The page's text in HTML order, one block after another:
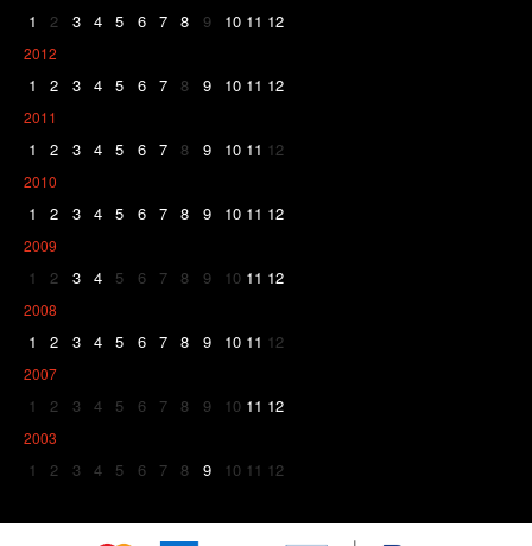
1 2 3 4 5 6 7 8 9 10 11 12
2012
1 2 3 4 5 6 7 8 9 10 11 12
2011
1 2 3 4 5 6 7 8 9 10 11 12
2010
1 2 3 4 5 6 7 8 9 10 11 12
2009
1 2 3 4 5 6 7 8 9 10 11 12
2008
1 2 3 4 5 6 7 8 9 10 11 12
2007
1 2 3 4 5 6 7 8 9 10 11 12
2003
1 2 3 4 5 6 7 8 9 10 11 12